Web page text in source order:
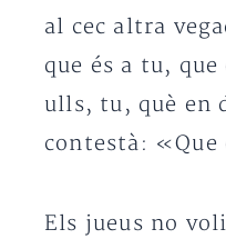
al cec altra
que és a tu,
ulls, tu, què en
contestà:
Els jueus no